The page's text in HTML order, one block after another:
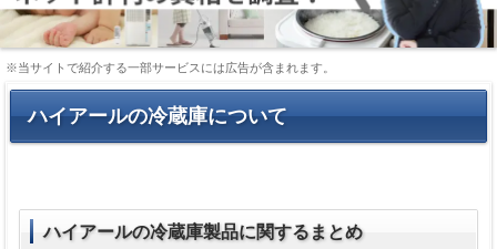
※当サイトで紹介する一部サービスには広告が含まれます。
ハイアールの冷蔵庫について
ハイアールの冷蔵庫製品に関するまとめ